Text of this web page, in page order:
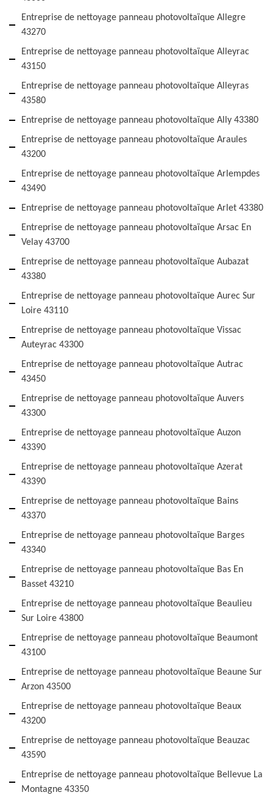
Entreprise de nettoyage panneau photovoltaïque Allegre
43270
Entreprise de nettoyage panneau photovoltaïque Alleyrac
43150
Entreprise de nettoyage panneau photovoltaïque Alleyras
43580
Entreprise de nettoyage panneau photovoltaïque Ally 43380
Entreprise de nettoyage panneau photovoltaïque Araules
43200
Entreprise de nettoyage panneau photovoltaïque Arlempdes
43490
Entreprise de nettoyage panneau photovoltaïque Arlet 43380
Entreprise de nettoyage panneau photovoltaïque Arsac En
Velay 43700
Entreprise de nettoyage panneau photovoltaïque Aubazat
43380
Entreprise de nettoyage panneau photovoltaïque Aurec Sur
Loire 43110
Entreprise de nettoyage panneau photovoltaïque Vissac
Auteyrac 43300
Entreprise de nettoyage panneau photovoltaïque Autrac
43450
Entreprise de nettoyage panneau photovoltaïque Auvers
43300
Entreprise de nettoyage panneau photovoltaïque Auzon
43390
Entreprise de nettoyage panneau photovoltaïque Azerat
43390
Entreprise de nettoyage panneau photovoltaïque Bains
43370
Entreprise de nettoyage panneau photovoltaïque Barges
43340
Entreprise de nettoyage panneau photovoltaïque Bas En
Basset 43210
Entreprise de nettoyage panneau photovoltaïque Beaulieu
Sur Loire 43800
Entreprise de nettoyage panneau photovoltaïque Beaumont
43100
Entreprise de nettoyage panneau photovoltaïque Beaune Sur
Arzon 43500
Entreprise de nettoyage panneau photovoltaïque Beaux
43200
Entreprise de nettoyage panneau photovoltaïque Beauzac
43590
Entreprise de nettoyage panneau photovoltaïque Bellevue La
Montagne 43350